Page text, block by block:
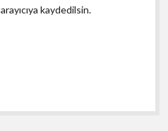
kaydedilsin.